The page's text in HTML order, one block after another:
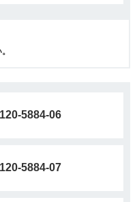
5884-06
5884-07